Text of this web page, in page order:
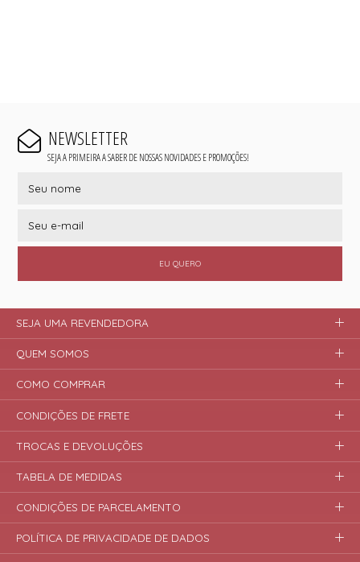
NEWSLETTER
SEJA A PRIMEIRA A SABER DE NOSSAS NOVIDADES E PROMOÇÕES!
EU QUERO
SEJA UMA REVENDEDORA
QUEM SOMOS
COMO COMPRAR
CONDIÇÕES DE FRETE
TROCAS E DEVOLUÇÕES
TABELA DE MEDIDAS
CONDIÇÕES DE PARCELAMENTO
POLÍTICA DE PRIVACIDADE DE DADOS